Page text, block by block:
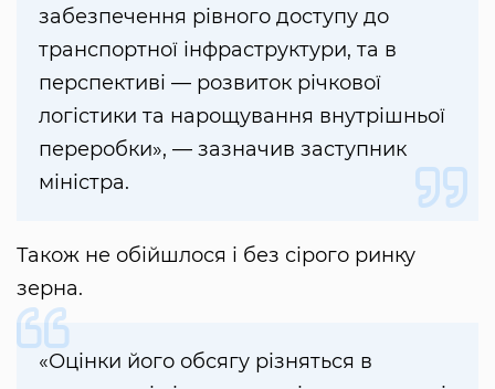
забезпечення рівного доступу до
транспортної інфраструктури, та в
перспективі — розвиток річкової
логістики та нарощування внутрішньої
переробки», — зазначив заступник
міністра.
Також не обійшлося і без сірого ринку
зерна.
«Оцінки його обсягу різняться в